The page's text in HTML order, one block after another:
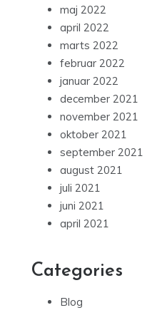
maj 2022
april 2022
marts 2022
februar 2022
januar 2022
december 2021
november 2021
oktober 2021
september 2021
august 2021
juli 2021
juni 2021
april 2021
Categories
Blog